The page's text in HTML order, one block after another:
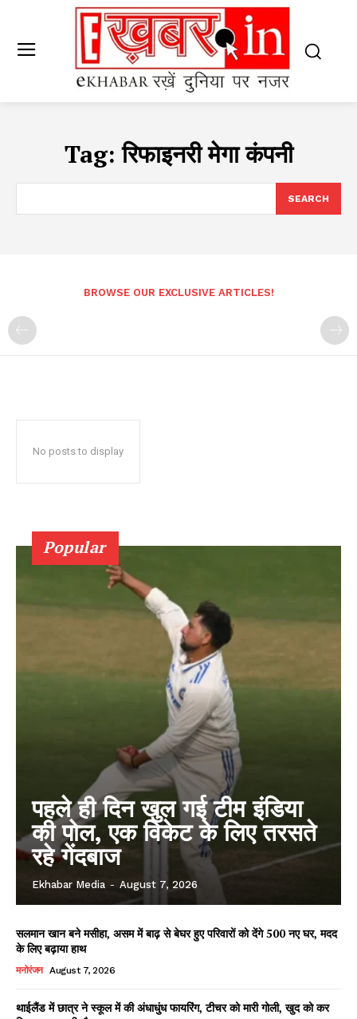
Tag:रिफाइनरी मेगा कंपनी
SEARCH
BROWSE OUR EXCLUSIVE ARTICLES!
No posts to display
Popular
पहले ही दिन खुल गई टीम इंडिया
की पोल, एक विकेट के लिए तरसते
रहे गेंदबाज
Ekhabar Media - August 7, 2026
सलमान खान बने मसीहा, असम में बाढ़ से बेघर हुए परिवारों को देंगे 500 नए घर, मदद
के लिए बढ़ाया हाथ
मनोरंजन August 7, 2026
थाईलैंड में छात्र ने स्कूल में की अंधाधुंध फायरिंग, टीचर को मारी गोली, खुद को कर